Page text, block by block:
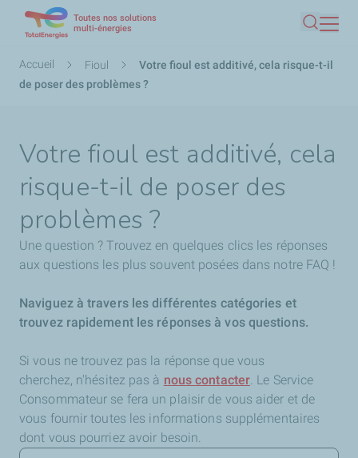
contenu
Toutes nos solutions
multi-énergies
Fil
d'Ariane
Accueil Fioul
Votre fioul est additivé, cela risque-t-il
de poser des problèmes ?
Votre fioul est additivé, cela
risque-t-il de poser des
problèmes ?
Une question ? Trouvez en quelques clics les réponses
aux questions les plus souvent posées dans notre FAQ !
Naviguez à travers les différentes catégories et
trouvez rapidement les réponses à vos questions.
Si vous ne trouvez pas la réponse que vous
cherchez, n'hésitez pas à nous contacter. Le Service
Consommateur se fera un plaisir de vous aider et de
vous fournir toutes les informations supplémentaires
dont vous pourriez avoir besoin.